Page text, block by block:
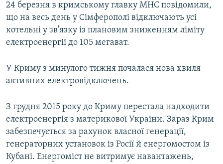
24 березня в кримському главку МНС повідомили,
що на весь день у Сімферополі відключають усі
котельні у зв'язку із плановим зниженням ліміту
електроенергії до 105 мегават.
У Криму з минулого тижня почалася нова хвиля
активних електровідключень.
З грудня 2015 року до Криму перестала надходити
електроенергія з материкової України. Зараз Крим
забезпечується за рахунок власної генерації,
генераторних установок із Росії й енергомостом із
Кубані. Енергоміст не витримує навантажень,